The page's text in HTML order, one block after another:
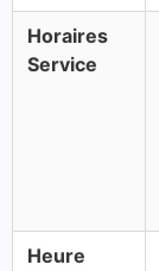
Horaires
Service
Heure